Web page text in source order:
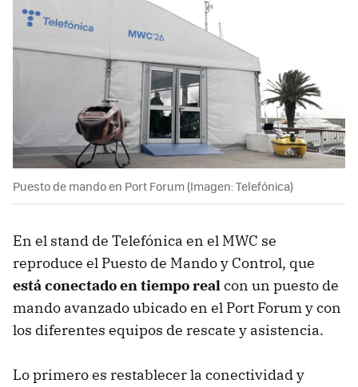
Puesto de mando en Port Forum (Imagen: Telefónica)
En el stand de Telefónica en el MWC se
reproduce el Puesto de Mando y Control, que
está conectado en tiempo realcon un puesto de
mando avanzado ubicado en el Port Forum y con
los diferentes equipos de rescate y asistencia.
Lo primero es restablecer la conectividad y